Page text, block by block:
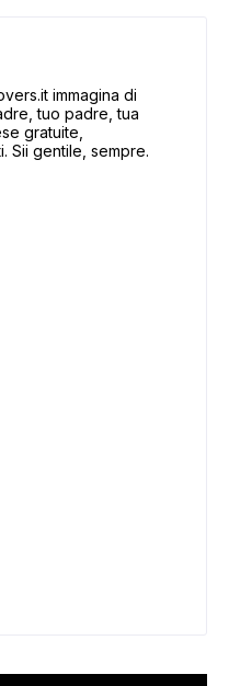
immagina di
tuo padre, tua
gratuite,
Sii gentile, sempre.